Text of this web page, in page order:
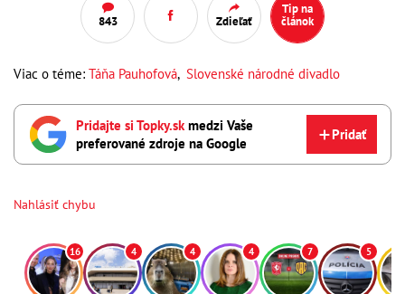
843 Zdieľať
Tip na
článok
Viac o téme: Táňa Pauhofová, Slovenské národné divadlo
Pridajte si Topky.skmedzi Vaše
preferované zdroje na Google
Pridať
Nahlásiť chybu
16 4 4 4 7 5